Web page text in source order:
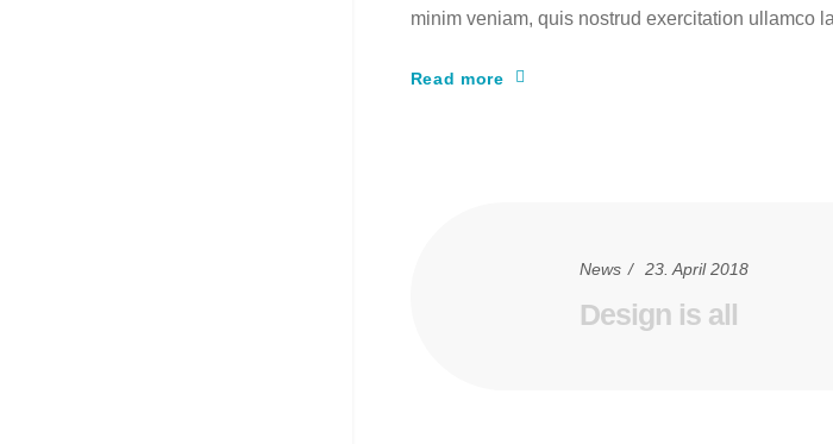
minim veniam, quis nostrud exercitation ullamco
Read more
News 23. April 2018
Design is all